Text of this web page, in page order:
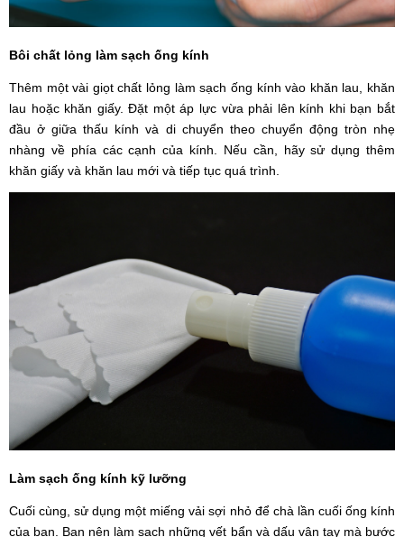
Bôi chất lỏng làm sạch ống kính
Thêm một vài giọt chất lỏng làm sạch ống kính vào khăn lau, khăn
lau hoặc khăn giấy. Đặt một áp lực vừa phải lên kính khi bạn bắt
đầu ở giữa thấu kính và di chuyển theo chuyển động tròn nhẹ
nhàng về phía các cạnh của kính. Nếu cần, hãy sử dụng thêm
khăn giấy và khăn lau mới và tiếp tục quá trình.
Làm sạch ống kính kỹ lưỡng
Cuối cùng, sử dụng một miếng vải sợi nhỏ để chà lần cuối ống kính
của bạn. Bạn nên làm sạch những vết bẩn và dấu vân tay mà bước